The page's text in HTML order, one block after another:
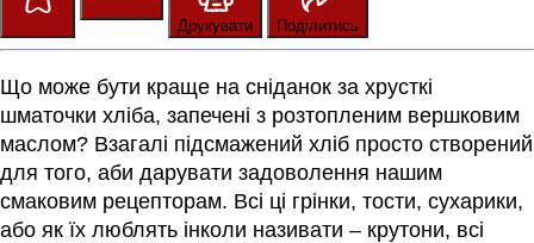
Друкувати
Поділитись
Що може бути краще на сніданок за хрусткі
шматочки хліба, запечені з розтопленим вершковим
маслом? Взагалі підсмажений хліб просто створений
для того, аби дарувати задоволення нашим
смаковим рецепторам. Всі ці грінки, тости, сухарики,
або як їх люблять інколи називати – крутони, всі